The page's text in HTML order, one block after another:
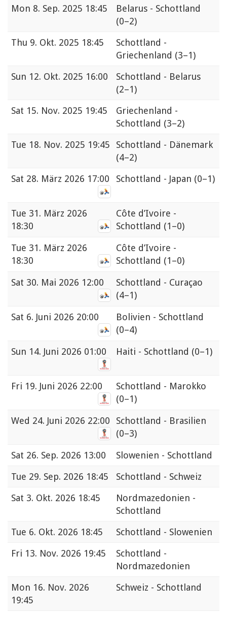
Mon 8. Sep. 2025 18:45
Belarus - Schottland
(0–2)
Thu 9. Okt. 2025 18:45
Schottland -
Griechenland (3–1)
Sun 12. Okt. 2025 16:00
Schottland - Belarus
(2–1)
Sat 15. Nov. 2025 19:45
Griechenland -
Schottland (3–2)
Tue 18. Nov. 2025 19:45
Schottland - Dänemark
(4–2)
Sat 28. März 2026 17:00 Schottland - Japan (0–1)
Tue 31. März 2026
18:30
Côte d’Ivoire -
Schottland (1–0)
Tue 31. März 2026
18:30
Côte d’Ivoire -
Schottland (1–0)
Sat 30. Mai 2026 12:00
Schottland - Curaçao
(4–1)
Sat 6. Juni 2026 20:00
Bolivien - Schottland
(0–4)
Sun 14. Juni 2026 01:00 Haiti - Schottland (0–1)
Fri 19. Juni 2026 22:00
Schottland - Marokko
(0–1)
Wed 24. Juni 2026 22:00
Schottland - Brasilien
(0–3)
Sat 26. Sep. 2026 13:00
Slowenien - Schottland
Tue 29. Sep. 2026 18:45
Schottland - Schweiz
Sat 3. Okt. 2026 18:45
Nordmazedonien -
Schottland
Tue 6. Okt. 2026 18:45
Schottland - Slowenien
Fri 13. Nov. 2026 19:45
Schottland -
Nordmazedonien
Mon 16. Nov. 2026
19:45
Schweiz - Schottland